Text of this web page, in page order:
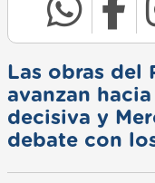
Las obras del
avanzan
decisiva y
debate con